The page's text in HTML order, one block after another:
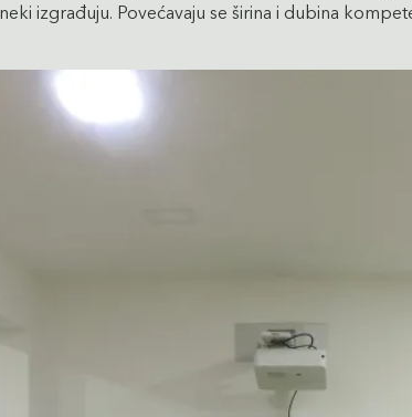
izgrađuju. Povećavaju se širina i dubina